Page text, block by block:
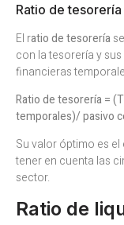
Ratio de tesorería
El ratio de tesorería
con la tesorería y
financieras
Ratio de tesorería =
temporales)/ pasivo
Su valor óptimo es
tener en cuenta las
sector.
Ratio de